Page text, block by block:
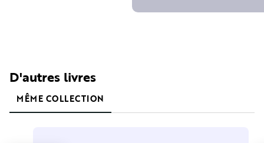
D'autres livres
MÊME COLLECTION